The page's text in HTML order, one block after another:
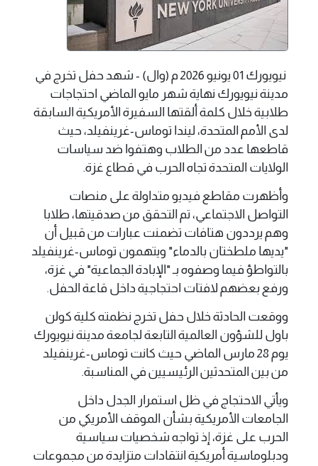
نيويورك 01 يونيو 2026 م (وال) - شهد حفل تخرج في
مدينة نيويورك نهاية شهر مايو الماضي احتجاجات
طلابية خلال كلمة ألقتها السفيرة الأمريكية السابقة
لدى الأمم المتحدة، ليندا توماس-غرينفيلد، حيث
قاطعها عدد من الطلاب وهتفوا ضد سياسات
الولايات المتحدة تجاه الحرب في قطاع غزة.
وأظهرت مقاطع فيديو متداولة على منصات
التواصل الاجتماعي، تم التحقق من صدقيتها، طلابا
وهم يرددون هتافات تضمنت عبارات من قبيل أن
"يديها ملطختان بالدماء" ويتهمون توماس-غرينفيلد
بالتواطؤ فيما وصفوه بـ "الإبادة الجماعية" في غزة،
ورفع بعضهم لافتات احتجاجية داخل قاعة الحفل.
ووقعت الحادثة خلال حفل تخرج نظمته كلية كولن
باول للشؤون العالمية التابعة لجامعة مدينة نيويورك
يوم 28 مارس الماضي حيث كانت توماس-غرينفيلد
من بين المتحدثين الرئيسيين في المناسبة.
ويأتي الاحتجاج في ظل استمرار الجدل داخل
الجامعات الأمريكية بشأن الموقف الأمريكي من
الحرب على غزة، إذ تواجه شخصيات سياسية
ودبلوماسية أمريكية انتقادات متزايدة من مجموعات